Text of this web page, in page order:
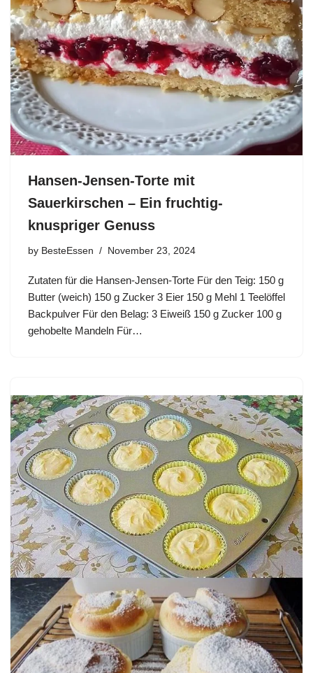
Hansen-Jensen-Torte mit
Sauerkirschen – Ein fruchtig-
knuspriger Genuss
by BesteEssen November 23, 2024
Zutaten für die Hansen-Jensen-Torte Für den Teig: 150 g
Butter (weich) 150 g Zucker 3 Eier 150 g Mehl 1 Teelöffel
Backpulver Für den Belag: 3 Eiweiß 150 g Zucker 100 g
gehobelte Mandeln Für…